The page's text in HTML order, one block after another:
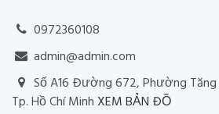
0972360108
admin@admin.com
Số A16 Đường 672, Phường Tăng
Tp. Hồ Chí Minh XEM BẢN ĐỒ